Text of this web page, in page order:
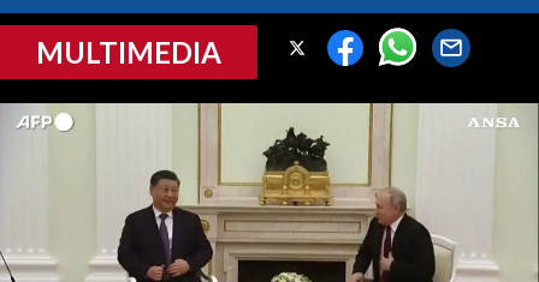
CRONACA SARDEGNA
PROVINCIA DI CAGLIARI
SULCIS IGLESIENTE
MEDIO CAMPIDANO
ORISTANO E PROVINCIA
MULTIMEDIA